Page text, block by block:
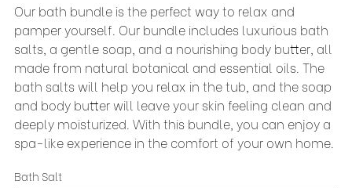
Our bath bundle is the perfect way to relax and
pamper yourself. Our bundle includes luxurious bath
salts, a gentle soap, and a nourishing body butter, all
made from natural botanical and essential oils. The
bath salts will help you relax in the tub, and the soap
and body butter will leave your skin feeling clean and
deeply moisturized. With this bundle, you can enjoy a
spa-like experience in the comfort of your own home.
Bath Salt